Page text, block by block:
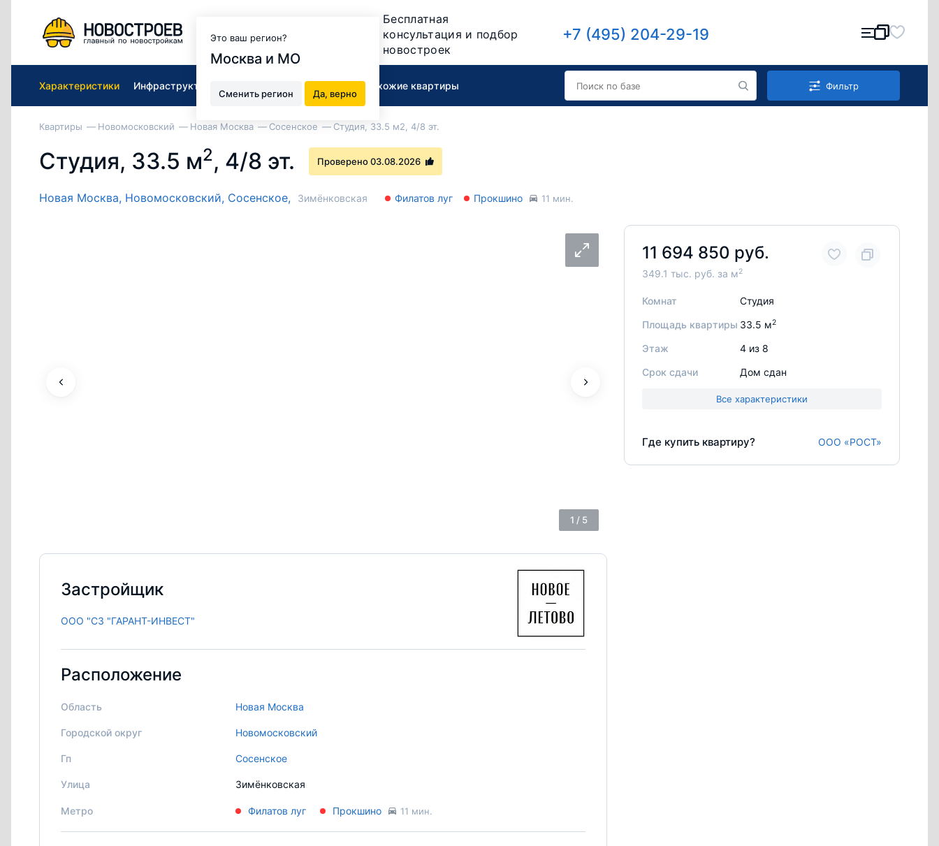
Это ваш регион?
Москва и МО
Сменить регион Да, верно
Бесплатная
консультация и подбор
новостроек
+7 (495) 204-29-19
Характеристики Инфраструктура ЖК Подобрать квартиру Похожие квартиры Фильтр
Квартиры Новомосковский Новая Москва Сосенское Студия, 33.5 м2, 4/8 эт.
Студия, 33.5 м2, 4/8 эт. Проверено 03.08.2026
Новая Москва, Новомосковский, Сосенское, Зимёнковская Филатов луг Прокшино 11 мин.
1 / 5
11 694 850 руб.
349.1 тыс. руб. за м2
Комнат
Студия
Площадь квартиры 33.5 м2
Этаж
4 из 8
Срок сдачи
Дом сдан
Все характеристики
Где купить квартиру? ООО «РОСТ»
Застройщик
ООО "СЗ "ГАРАНТ-ИНВЕСТ"
Расположение
Область Новая Москва
Городской округ Новомосковский
Гп Сосенское
Улица Зимёнковская
Метро Филатов луг Прокшино 11 мин.